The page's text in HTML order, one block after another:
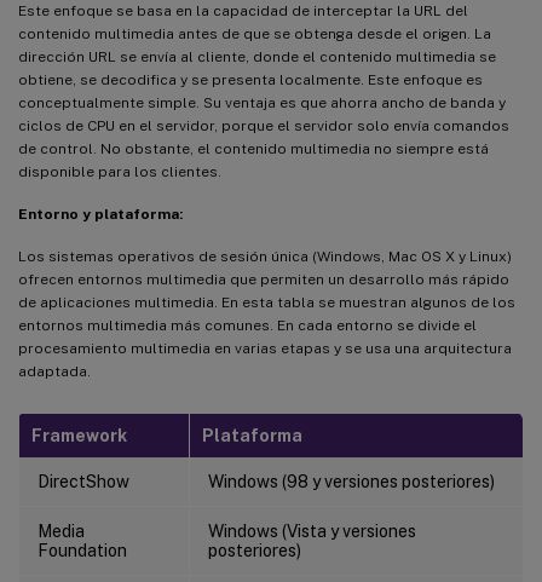
Este enfoque se basa en la capacidad de interceptar la URL del
contenido multimedia antes de que se obtenga desde el origen. La
dirección URL se envía al cliente, donde el contenido multimedia se
obtiene, se decodifica y se presenta localmente. Este enfoque es
conceptualmente simple. Su ventaja es que ahorra ancho de banda y
ciclos de CPU en el servidor, porque el servidor solo envía comandos
de control. No obstante, el contenido multimedia no siempre está
disponible para los clientes.
Entorno y plataforma:
Los sistemas operativos de sesión única (Windows, Mac OS X y Linux)
ofrecen entornos multimedia que permiten un desarrollo más rápido
de aplicaciones multimedia. En esta tabla se muestran algunos de los
entornos multimedia más comunes. En cada entorno se divide el
procesamiento multimedia en varias etapas y se usa una arquitectura
adaptada.
Framework Plataforma
DirectShow Windows (98 y versiones posteriores)
Media
Foundation
Windows (Vista y versiones
posteriores)